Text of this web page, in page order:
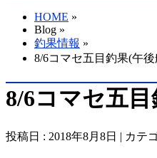
HOME »
Blog »
釣果情報 »
8/6コマセ五目釣果(午後
8/6コマセ五
投稿日 : 2018年8月8日 | カテ